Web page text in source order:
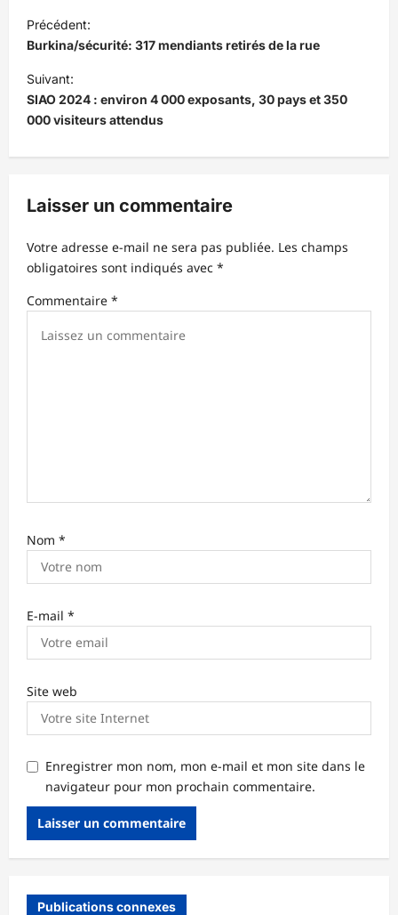
a
v
i
g
a
i
n
’
e
Précédent:
Burkina/sécurité: 317 mendiants retirés de la rue
Suivant:
SIAO 2024 : environ 4 000 exposants, 30 pays et 350
000 visiteurs attendus
Laisser un commentaire
Votre adresse e-mail ne sera pas publiée. Les champs
obligatoires sont indiqués avec *
Commentaire *
Nom *
E-mail *
Site web
Enregistrer mon nom, mon e-mail et mon site dans le
navigateur pour mon prochain commentaire.
Publications connexes